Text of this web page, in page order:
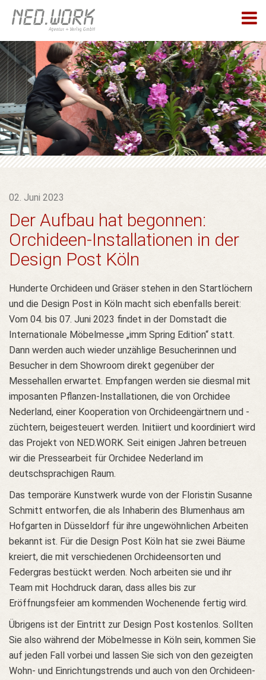
02. Juni 2023
Der Aufbau hat begonnen:
Orchideen-Installationen in der
Design Post Köln
Hunderte Orchideen und Gräser stehen in den Startlöchern
und die Design Post in Köln macht sich ebenfalls bereit:
Vom 04. bis 07. Juni 2023 findet in der Domstadt die
Internationale Möbelmesse „imm Spring Edition“ statt.
Dann werden auch wieder unzählige Besucherinnen und
Besucher in dem Showroom direkt gegenüber der
Messehallen erwartet. Empfangen werden sie diesmal mit
imposanten Pflanzen-Installationen, die von Orchidee
Nederland, einer Kooperation von Orchideengärtnern und -
züchtern, beigesteuert werden. Initiiert und koordiniert wird
das Projekt von NED.WORK. Seit einigen Jahren betreuen
wir die Pressearbeit für Orchidee Nederland im
deutschsprachigen Raum.
Das temporäre Kunstwerk wurde von der Floristin Susanne
Schmitt entworfen, die als Inhaberin des Blumenhaus am
Hofgarten in Düsseldorf für ihre ungewöhnlichen Arbeiten
bekannt ist. Für die Design Post Köln hat sie zwei Bäume
kreiert, die mit verschiedenen Orchideensorten und
Federgras bestückt werden. Noch arbeiten sie und ihr
Team mit Hochdruck daran, dass alles bis zur
Eröffnungsfeier am kommenden Wochenende fertig wird.
Übrigens ist der Eintritt zur Design Post kostenlos. Sollten
Sie also während der Möbelmesse in Köln sein, kommen Sie
auf jeden Fall vorbei und lassen Sie sich von den gezeigten
Wohn- und Einrichtungstrends und auch von den Orchideen-